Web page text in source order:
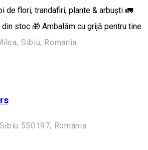
de flori, trandafiri, plante & arbuști 🚛
din stoc 🎁 Ambalăm cu grijă pentru tine
Sibiu, Romania
550197, România